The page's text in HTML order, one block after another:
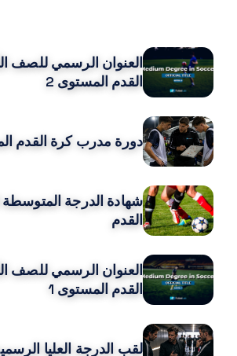
العنوان الرسمي للصف
القدم المستوى 2
دورة مدرب كرة القدم
شهادة الدرجة
القدم
العنوان الرسمي للصف
القدم المستوى 1
لقب الدرجة العليا